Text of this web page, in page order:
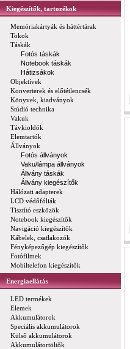
Kiegészítők, tartozékok
Memóriakártyák és háttértárak
Tokok
Táskák
Fotós táskák
Notebook táskák
Hátizsákok
Objektívek
Konverterek és előtétlencsék
Könyvek, kiadványok
Stúdió technika
Vakuk
Távkioldók
Elemtartók
Állványok
Fotós állványok
Vaku/lámpa állványok
Állvány táskák
Állvány kiegészítők
Hálózati adapterek
LCD védőfóliák
Tisztító eszközök
Notebook kiegészítők
Navigáció kiegészítők
Kábelek, csatlakozók
Fényképezőgép kiegészítők
Fotófilmek
Mobiltelefon kiegészítők
Energiaellátás
LED termékek
Elemek
Akkumulátorok
Speciális akkumulátorok
Külső akkumulátorok
Akkumulátortöltők